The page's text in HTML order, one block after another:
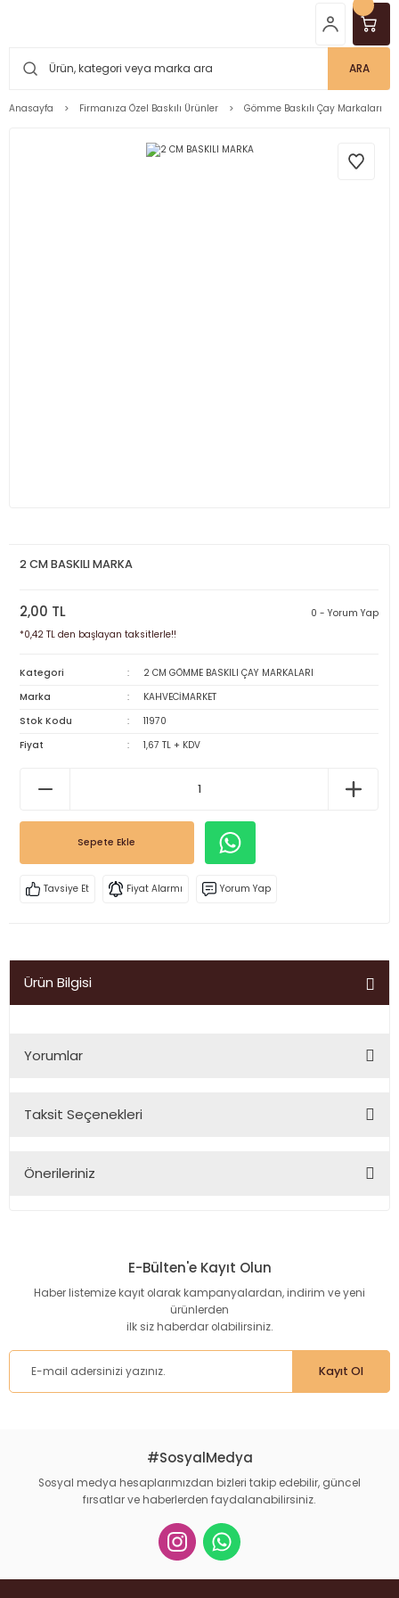
ARA
Anasayfa Firmanıza Özel Baskılı Ürünler Gömme Baskılı Çay Markaları
2 CM BASKILI MARKA
2,00 TL
0 - Yorum Yap
*0,42 TL den başlayan taksitlerle!!
Kategori
2 CM GÖMME BASKILI ÇAY MARKALARI
Marka
KAHVECİMARKET
Stok Kodu
11970
Fiyat
1,67 TL + KDV
Sepete Ekle
Tavsiye Et Fiyat Alarmı Yorum Yap
Ürün Bilgisi
Yorumlar
Taksit Seçenekleri
Önerileriniz
Görüş ve önerileriniz için teşekkür ederiz.
Ürün resmi kalitesiz, bozuk veya görüntülenemiyor.
Ürün bilgilerinde hatalar bulunuyor.
Ürün fiyatı diğer sitelerden daha pahalı.
Gönder
E-Bülten'e Kayıt Olun
Haber listemize kayıt olarak kampanyalardan, indirim ve yeni
ürünlerden
ilk siz haberdar olabilirsiniz.
Kayıt Ol
#SosyalMedya
Sosyal medya hesaplarımızdan bizleri takip edebilir, güncel
fırsatlar ve haberlerden faydalanabilirsiniz.